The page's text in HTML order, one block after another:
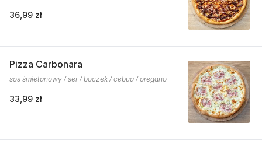
36,99 zł
Pizza Carbonara
sos śmietanowy / ser / boczek / cebua / oregano
33,99 zł